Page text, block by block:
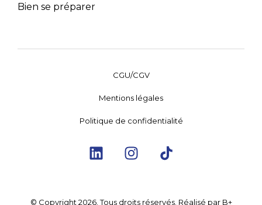
Bien se préparer
CGU/CGV
Mentions légales
Politique de confidentialité
© Copyright2026. Tous droits réservés. Réalisé par B+